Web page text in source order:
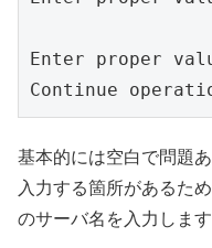
Enter proper
Continue
基本的には空白で問題
入力する箇所があるた
のサーバ名を入力します